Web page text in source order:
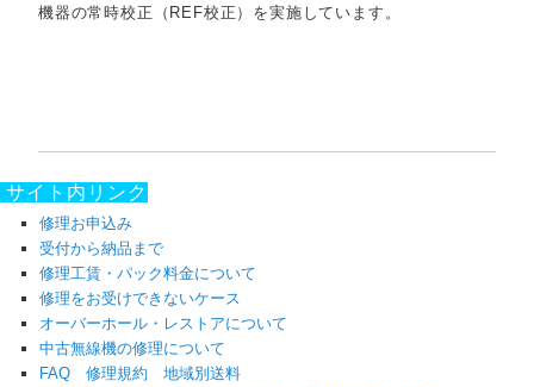
機器の常時校正（REF校正）を実施しています。
サイト内リンク
修理お申込み
受付から納品まで
修理工賃・パック料金について
修理をお受けできないケース
オーバーホール・レストアについて
中古無線機の修理について
FAQ
修理規約
地域別送料